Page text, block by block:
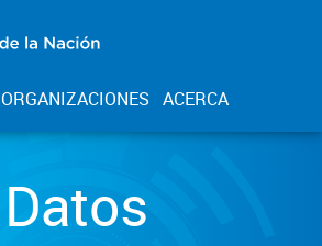
ORGANIZACIONES ACERCA
Datos